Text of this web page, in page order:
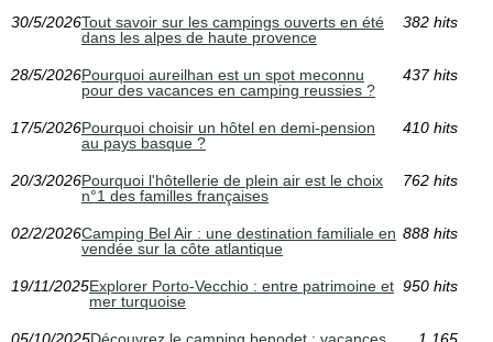
30/5/2026Tout savoir sur les campings ouverts en été
dans les alpes de haute provence
382 hits
28/5/2026Pourquoi aureilhan est un spot meconnu
pour des vacances en camping reussies ?
437 hits
17/5/2026Pourquoi choisir un hôtel en demi-pension
au pays basque ?
410 hits
20/3/2026Pourquoi l'hôtellerie de plein air est le choix
n°1 des familles françaises
762 hits
02/2/2026Camping Bel Air : une destination familiale en
vendée sur la côte atlantique
888 hits
19/11/2025Explorer Porto-Vecchio : entre patrimoine et
mer turquoise
950 hits
05/10/2025Découvrez le camping benodet : vacances
1 165